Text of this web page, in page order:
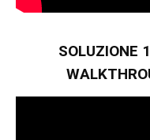
SOLUZIONE